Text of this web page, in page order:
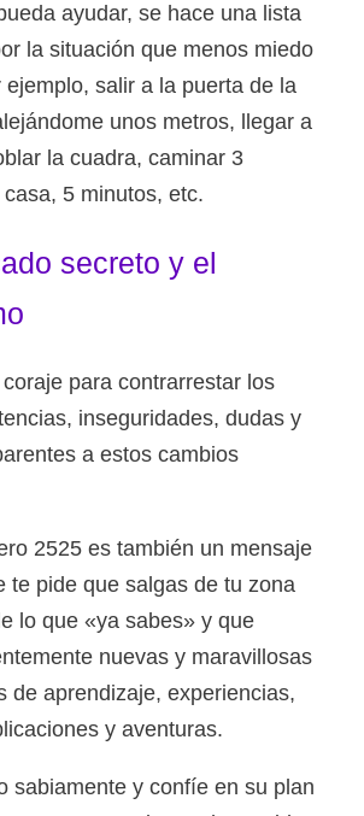
ayudar, se hace una lista
la situación que menos miedo
ejemplo, salir a la puerta de la
unos metros, llegar a
la cuadra, caminar 3
5 minutos, etc.
secreto y el
para contrarrestar los
inseguridades, dudas y
a estos cambios
2525 es también un mensaje
te pide que salgas de tu zona
lo que «ya sabes» y que
nuevas y maravillosas
de aprendizaje, experiencias,
y aventuras.
sabiamente y confíe en su plan